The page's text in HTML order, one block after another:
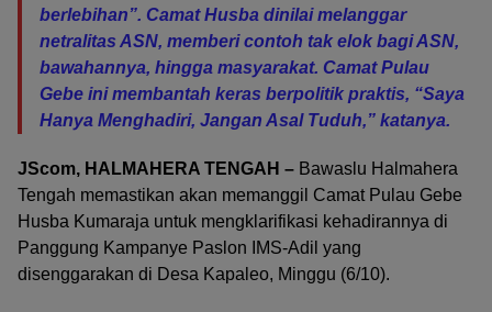
berlebihan”. Camat Husba dinilai melanggar
netralitas ASN, memberi contoh tak elok bagi ASN,
bawahannya, hingga masyarakat. Camat Pulau
Gebe ini membantah keras berpolitik praktis, “Saya
Hanya Menghadiri, Jangan Asal Tuduh,” katanya.
JScom, HALMAHERA TENGAH – Bawaslu Halmahera
Tengah memastikan akan memanggil Camat Pulau Gebe
Husba Kumaraja untuk mengklarifikasi kehadirannya di
Panggung Kampanye Paslon IMS-Adil yang
disenggarakan di Desa Kapaleo, Minggu (6/10).